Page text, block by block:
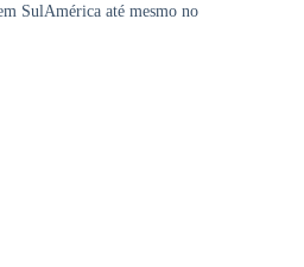
SulAmérica até mesmo no